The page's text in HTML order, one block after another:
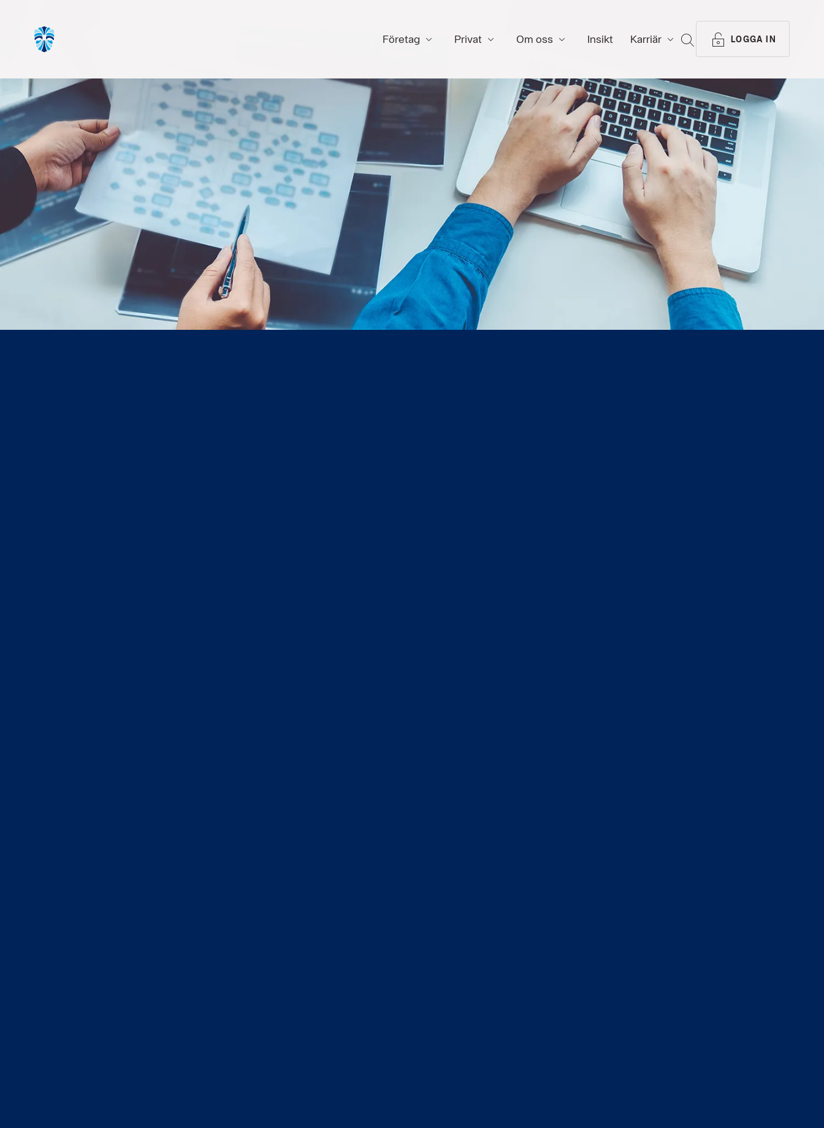
Företag Privat Om oss Insikt Karriär SÖK LOGGA IN